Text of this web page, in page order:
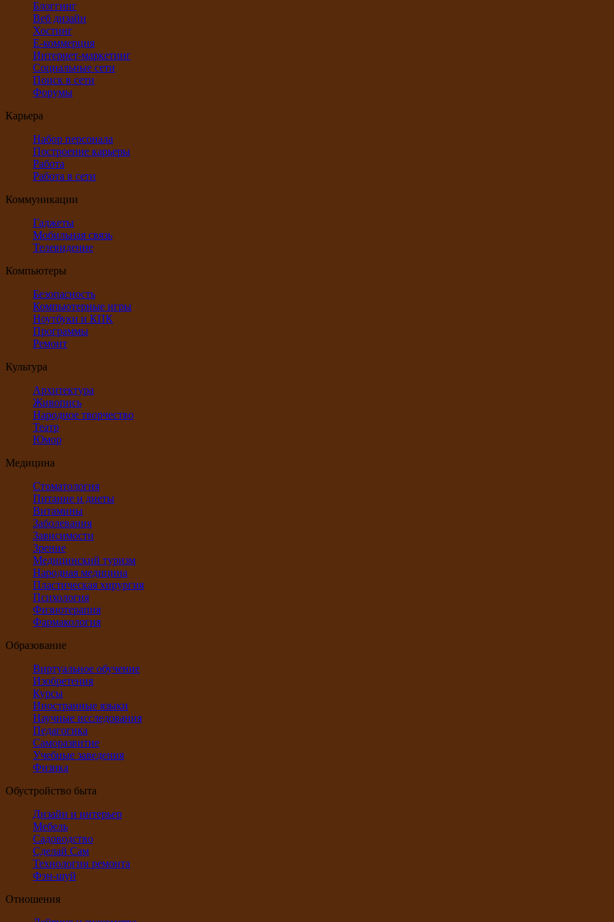
Блоггинг
Веб дизайн
Хостинг
Е-коммерция
Интернет-маркетинг
Социальные сети
Поиск в сети
Форумы
Карьера
Набор персонала
Построение карьеры
Работа
Работа в сети
Коммуникации
Гаджеты
Мобильная связь
Телевидение
Компьютеры
Безопасность
Компьютерные игры
Ноутбуки и КПК
Программы
Ремонт
Культура
Архитектура
Живопись
Народное творчество
Театр
Юмор
Медицина
Стоматология
Питание и диеты
Витамины
Заболевания
Зависимости
Зрение
Медицинский туризм
Народная медицина
Пластическая хирургия
Психология
Физиотерапия
Фармакология
Образование
Виртуальное обучение
Изобретения
Курсы
Иностранные языки
Научные исследования
Педагогика
Саморазвитие
Учебные заведения
Физика
Обустройство быта
Дизайн и интерьер
Мебель
Садоводство
Сделай Сам
Технологии ремонта
Фэн-шуй
Отношения